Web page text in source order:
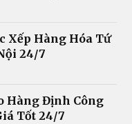
Xếp Hàng Hóa Tứ
24/7
Hàng Định Công
Tốt 24/7